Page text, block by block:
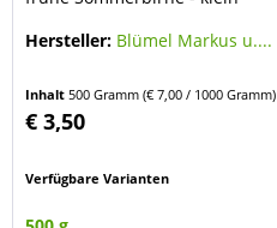
Hersteller: Blümel Markus u....
Inhalt500 Gramm(€ 7,00 / 1000 Gramm)
€ 3,50
Verfügbare Varianten